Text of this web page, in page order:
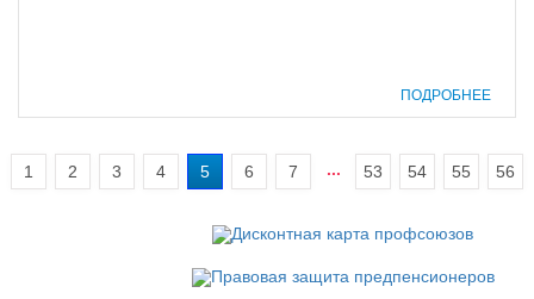
ПОДРОБНЕЕ
1 2 3 4 5 6 7 ... 53 54 55 56